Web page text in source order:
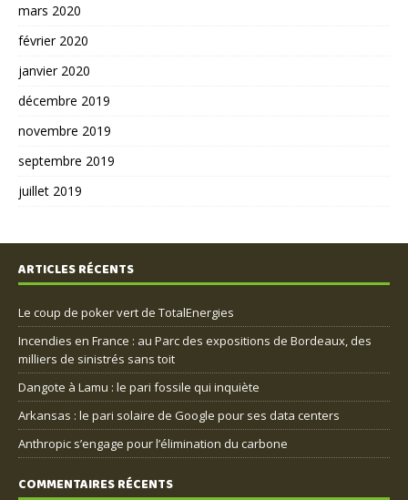
mars 2020
février 2020
janvier 2020
décembre 2019
novembre 2019
septembre 2019
juillet 2019
ARTICLES RÉCENTS
Le coup de poker vert de TotalEnergies
Incendies en France : au Parc des expositions de Bordeaux, des
milliers de sinistrés sans toit
Dangote à Lamu : le pari fossile qui inquiète
Arkansas : le pari solaire de Google pour ses data centers
Anthropic s’engage pour l’élimination du carbone
COMMENTAIRES RÉCENTS